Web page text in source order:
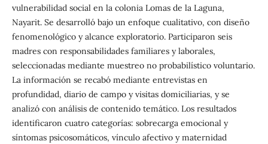
vulnerabilidad social en la colonia Lomas de la Laguna,
Nayarit. Se desarrolló bajo un enfoque cualitativo, con diseño
fenomenológico y alcance exploratorio. Participaron seis
madres con responsabilidades familiares y laborales,
seleccionadas mediante muestreo no probabilístico voluntario.
La información se recabó mediante entrevistas en
profundidad, diario de campo y visitas domiciliarias, y se
analizó con análisis de contenido temático. Los resultados
identificaron cuatro categorías: sobrecarga emocional y
síntomas psicosomáticos, vínculo afectivo y maternidad